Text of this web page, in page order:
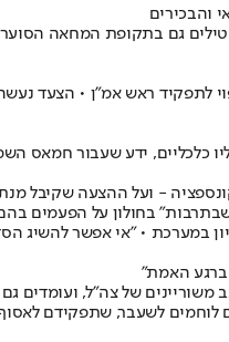
והבכירים
גם בתקופת המחאה
לתפקיד ראש אמ"ן • הצעד
כלכליים, ידע שעבור חמאס
- ועל ההצעה שקיבל
אמ"ן בין 2001-2006 סיפר באירוע
ברגע האמת"
של צה"ל, ועומדים